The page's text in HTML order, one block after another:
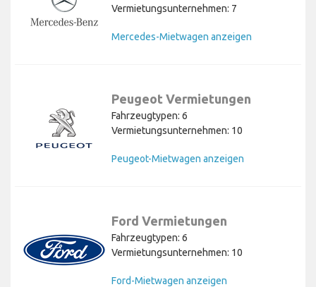
Vermietungsunternehmen: 7
Mercedes-Mietwagen anzeigen
Peugeot Vermietungen
Fahrzeugtypen: 6
Vermietungsunternehmen: 10
Peugeot-Mietwagen anzeigen
Ford Vermietungen
Fahrzeugtypen: 6
Vermietungsunternehmen: 10
Ford-Mietwagen anzeigen